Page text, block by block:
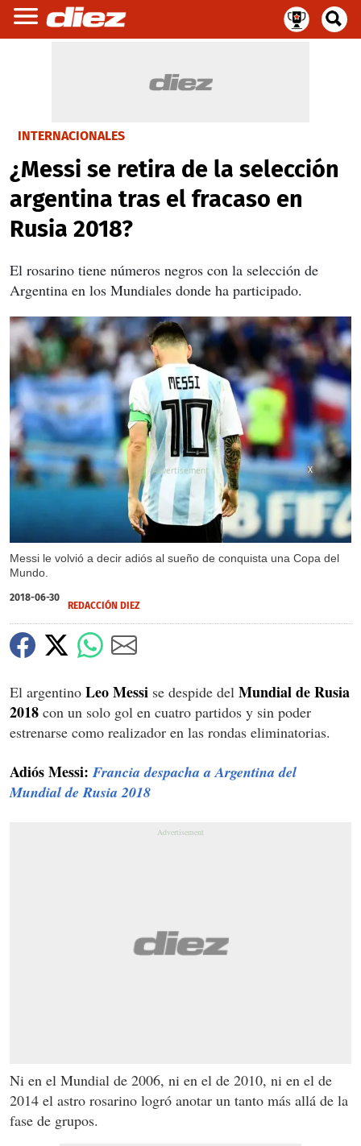
INTERNACIONALES
¿Messi se retira de la selección
argentina tras el fracaso en
Rusia 2018?
El rosarino tiene números negros con la selección de
Argentina en los Mundiales donde ha participado.
Messi le volvió a decir adiós al sueño de conquista una Copa del
Mundo.
X
2018-06-30
REDACCIÓN DIEZ
El argentino Leo Messi se despide del Mundial de Rusia
2018 con un solo gol en cuatro partidos y sin poder
estrenarse como realizador en las rondas eliminatorias.
Adiós Messi: Francia despacha a Argentina del
Mundial de Rusia 2018
Ni en el Mundial de 2006, ni en el de 2010, ni en el de
2014 el astro rosarino logró anotar un tanto más allá de la
fase de grupos.